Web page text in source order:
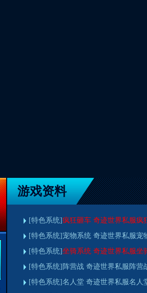
游戏资料
[特色系统]疯狂砸车 奇迹世界私服疯
[特色系统]宠物系统 奇迹世界私服宠
[特色系统]坐骑系统 奇迹世界私服坐
[特色系统]阵营战 奇迹世界私服阵营
[特色系统]名人堂 奇迹世界私服名人